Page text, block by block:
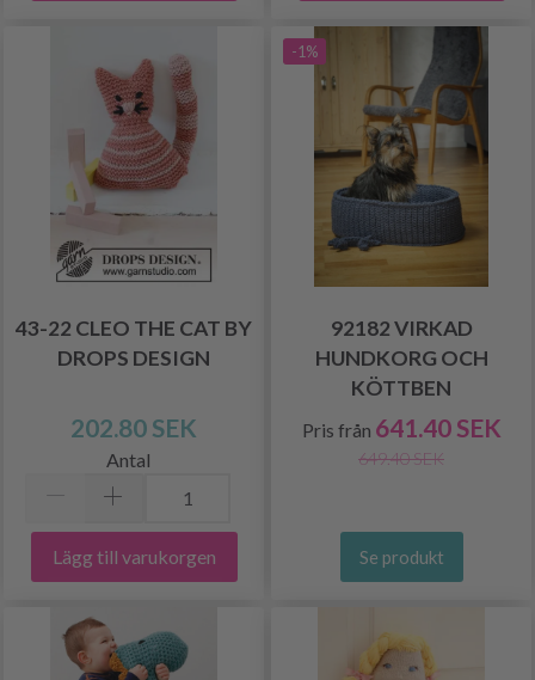
43-22 CLEO THE CAT BY
DROPS DESIGN
202.80 SEK
Antal
Lägg till varukorgen
-1%
92182 VIRKAD
HUNDKORG OCH
KÖTTBEN
Pris från 641.40 SEK
649.40 SEK
Se produkt